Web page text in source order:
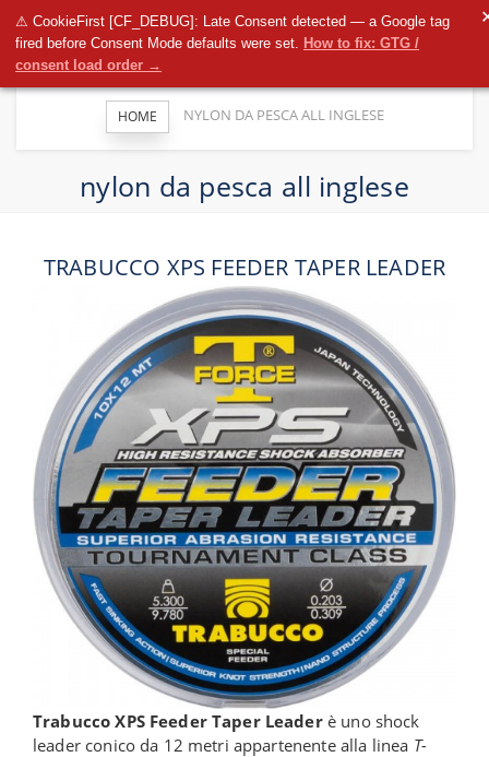
⚠ CookieFirst [CF_DEBUG]: Late Consent detected — a Google tag
fired before Consent Mode defaults were set. How to fix: GTG /
consent load order →
HOME NYLON DA PESCA ALL INGLESE
nylon da pesca all inglese
TRABUCCO XPS FEEDER TAPER LEADER
Trabucco XPS Feeder Taper Leaderè uno shock
leader conico da 12 metri appartenente alla linea T-